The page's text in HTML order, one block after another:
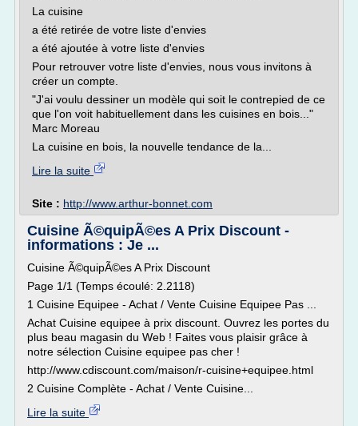
La cuisine
a été retirée de votre liste d'envies
a été ajoutée à votre liste d'envies
Pour retrouver votre liste d'envies, nous vous invitons à
créer un compte.
"J'ai voulu dessiner un modèle qui soit le contrepied de ce
que l'on voit habituellement dans les cuisines en bois..."
Marc Moreau
La cuisine en bois, la nouvelle tendance de la...
Lire la suite
Site : http://www.arthur-bonnet.com
Cuisine Ã©quipÃ©es A Prix Discount -
informations : Je ...
Cuisine Ã©quipÃ©es A Prix Discount
Page 1/1 (Temps écoulé: 2.2118)
1 Cuisine Equipee - Achat / Vente Cuisine Equipee Pas ...
Achat Cuisine equipee à prix discount. Ouvrez les portes du
plus beau magasin du Web ! Faites vous plaisir grâce à
notre sélection Cuisine equipee pas cher !
http://www.cdiscount.com/maison/r-cuisine+equipee.html
2 Cuisine Complète - Achat / Vente Cuisine...
Lire la suite